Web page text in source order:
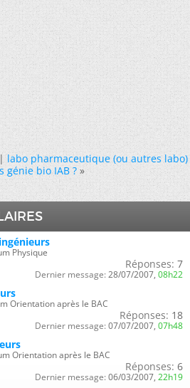
labo pharmaceutique (ou autres labo)
génie bio IAB ? »
Physique
Réponses: 7
Dernier message: 28/07/2007, 08h22
Orientation après le BAC
Réponses: 18
Dernier message: 07/07/2007, 07h48
Orientation après le BAC
Réponses: 6
Dernier message: 06/03/2007, 22h19